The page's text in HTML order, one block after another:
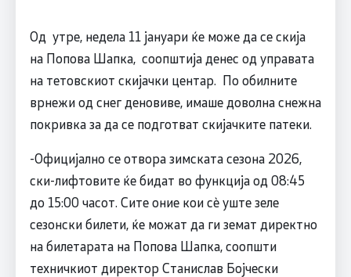
Од утре, недела 11 јануари ќе може да се скија
на Попова Шапка, соопштија денес од управата
на тетовскиот скијачки центар. По обилните
врнежи од снег деновиве, имаше доволна снежна
покривка за да се подготват скијачките патеки.
-Официјално се отвора зимската сезона 2026,
ски-лифтовите ќе бидат во функција од 08:45
до 15:00 часот. Сите оние кои сè уште зеле
сезонски билети, ќе можат да ги земат директно
на билетарата на Попова Шапка, соопшти
техничкиот директор Станислав Бојчески